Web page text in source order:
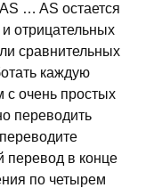
… AS остается
отрицательных
сравнительных
каждую
с очень простых
переводить
перевод в конце
по четырем